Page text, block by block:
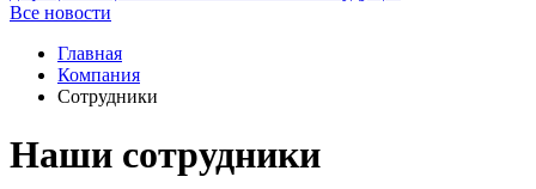
Все новости
Главная
Компания
Сотрудники
Наши сотрудники